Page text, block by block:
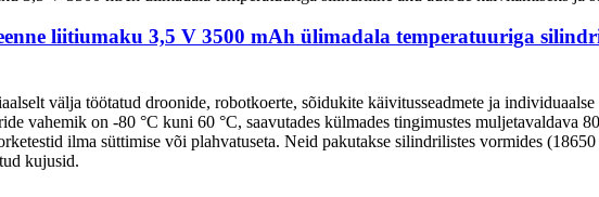
liitiumaku 3,5 V 3500 mAh ülimadala temperatuuriga
välja töötatud droonide, robotkoerte, sõidukite käivitusseadmete ja individuaalse
vahemik on -80 °C kuni 60 °C, saavutades külmades tingimustes muljetavaldava
ilma süttimise või plahvatuseta. Neid pakutakse silindrilistes vormides
kujusid.